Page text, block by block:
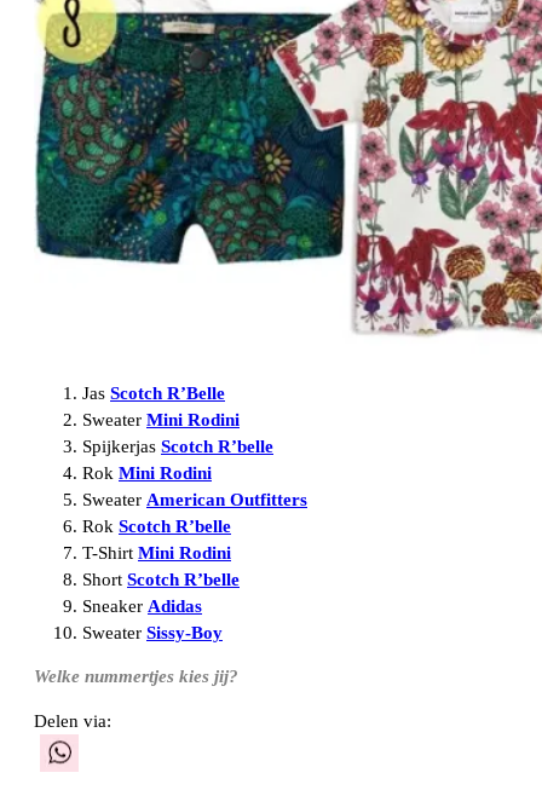
Jas Scotch R’Belle
Sweater Mini Rodini
Spijkerjas Scotch R’belle
Rok Mini Rodini
Sweater American Outfitters
Rok Scotch R’belle
T-Shirt Mini Rodini
Short Scotch R’belle
Sneaker Adidas
Sweater Sissy-Boy
Welke nummertjes kies jij?
Delen via: